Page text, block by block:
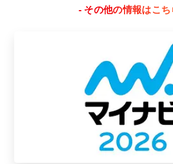
- その他の情報はこち